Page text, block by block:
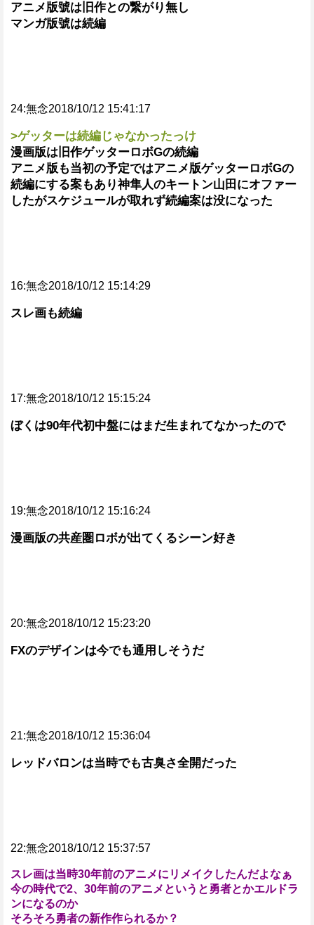
アニメ版號は旧作との繋がり無し
マンガ版號は続編
24:無念2018/10/12 15:41:17
>ゲッターは続編じゃなかったっけ
漫画版は旧作ゲッターロボGの続編
アニメ版も当初の予定ではアニメ版ゲッターロボGの
続編にする案もあり神隼人のキートン山田にオファー
したがスケジュールが取れず続編案は没になった
16:無念2018/10/12 15:14:29
スレ画も続編
17:無念2018/10/12 15:15:24
ぼくは90年代初中盤にはまだ生まれてなかったので
19:無念2018/10/12 15:16:24
漫画版の共産圏ロボが出てくるシーン好き
20:無念2018/10/12 15:23:20
FXのデザインは今でも通用しそうだ
21:無念2018/10/12 15:36:04
レッドバロンは当時でも古臭さ全開だった
22:無念2018/10/12 15:37:57
スレ画は当時30年前のアニメにリメイクしたんだよなぁ
今の時代で2、30年前のアニメというと勇者とかエルドラ
ンになるのか
そろそろ勇者の新作作られるか？